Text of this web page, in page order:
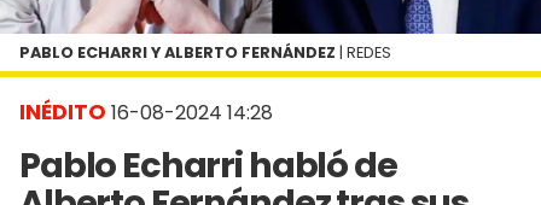
INÉDITO 16-08-2024 14:28
Pablo Echarri habló de
PABLO ECHARRI Y ALBERTO FERNÁNDEZ | REDES